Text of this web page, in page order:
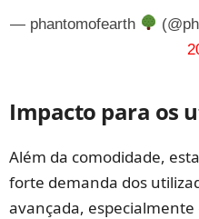
— phantomofearth
Impacto para os
Além da comodidade,
forte demanda dos
avançada,